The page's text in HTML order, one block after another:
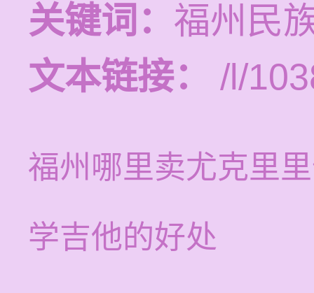
关键词： 福州民
文本链接：
/l/
福州哪里卖尤克里
学吉他的好处